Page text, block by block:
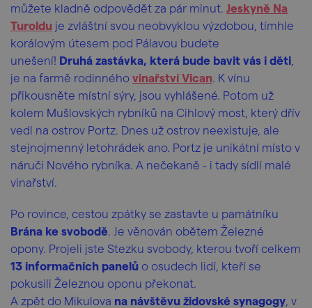
můžete kladně odpovědět za pár minut. Jeskyně Na
Turoldu je zvláštní svou neobvyklou výzdobou, tímhle
korálovým útesem pod Pálavou budete
unešení! Druhá zastávka, která bude bavit vás i děti
je na farmě rodinného vinařství Vican. K vínu
přikousněte místní sýry, jsou vyhlášené. Potom už
kolem Mušlovských rybníků na Cihlový most, který dřív
vedl na ostrov Portz. Dnes už ostrov neexistuje, ale
stejnojmenný letohrádek ano. Portz je unikátní místo v
náruči Nového rybníka. A nečekaně - i tady sídlí malé
vinařství.
Po rovince, cestou zpátky se zastavte u památníku
Brána ke svobodě. Je věnován obětem Železné
opony. Projeli jste Stezku svobody, kterou tvoří celkem
13 informačních panelů o osudech lidí, kteří se
pokusili Železnou oponu překonat.
A zpět do Mikulova na návštěvu židovské synagogy , v